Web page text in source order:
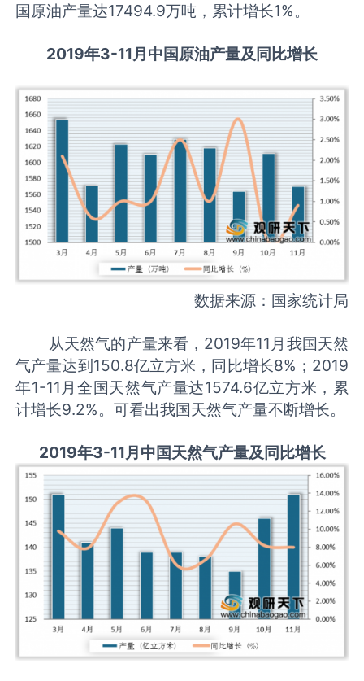
国原油产量达17494.9万吨，累计增长1%。
2019年3-11月中国原油产量及同比增长
数据来源：国家统计局
从天然气的产量来看，2019年11月我国天然
气产量达到150.8亿立方米，同比增长8%；2019
年1-11月全国天然气产量达1574.6亿立方米，累
计增长9.2%。可看出我国天然气产量不断增长。
2019年3-11月中国天然气产量及同比增长